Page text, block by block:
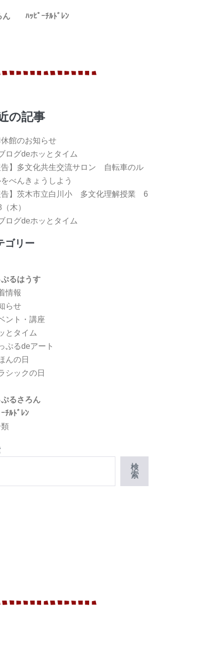
ん ﾊｯﾋﾟｰﾁﾙﾄﾞﾚﾝ
の記事
館のお知らせ
ログdeホッとタイム
告】多文化共生交流サロン 自転車のル
べんきょうしよう
告】茨木市立白川小 多文化理解授業 6
木）
ログdeホッとタイム
ゴリー
るはうす
情報
らせ
ント・講座
とタイム
ぷるdeアート
んの日
シックの日
るさろん
ﾁﾙﾄﾞﾚﾝ
検
索